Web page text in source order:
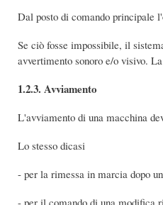
Dal posto di comando principale
Se ciò fosse impossibile, il
avvertimento sonoro e/o visivo.
1.2.3. Avviamento
L'avviamento di una macchina
Lo stesso dicasi
- per la rimessa in marcia dopo
- per il comando di una modifica